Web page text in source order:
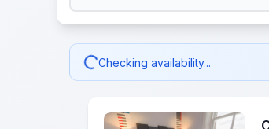
Checking availability...